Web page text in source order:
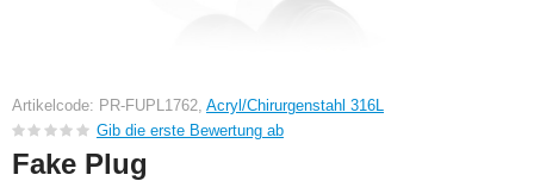
Artikelcode: PR-FUPL1762, Acryl/Chirurgenstahl 316L
Gib die erste Bewertung ab
Fake Plug